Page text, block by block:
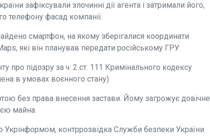
зафіксували злочинні дії агента і затримали його,
телефону фасад компанії.
смартфон, на якому зберігалися координати
які він планував передати російському ГРУ.
про підозру за ч. 2 ст. 111 Кримінального кодексу
в умовах воєнного стану).
без права внесення застави. Йому загрожує довічне
майна.
Укрінформом, контррозвідка Служби безпеки України